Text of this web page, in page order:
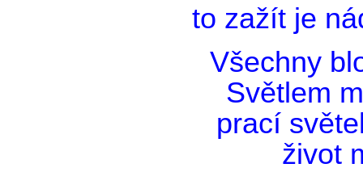
to zažít je
Všechny
Světlem
prací
život